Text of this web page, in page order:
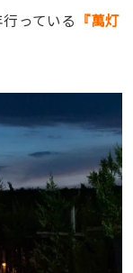
っている 『萬灯